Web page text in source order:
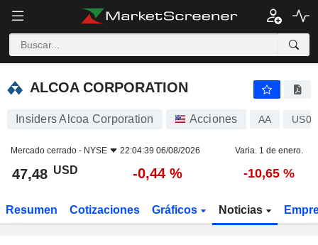
ALCOA CORPORATION
ALCOA CORPORATION
Insiders Alcoa Corporation Acciones AA
Mercado cerrado - NYSE 22:04:39 06/08/2026 Varia. 1 de enero.
47,48 USD -0,44 % -10,65 %
Resumen Cotizaciones Gráficos Noticias